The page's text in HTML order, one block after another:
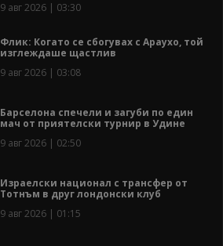
9 авг 2026 | 03:30
Флик: Когато се сбогувах с Араухо, той
изглеждаше щастлив
9 авг 2026 | 03:08
Барселона спечели и загуби по един
мач от приятелски турнир в Удине
9 авг 2026 | 02:50
Израелски национал с трансфер от
Тотнъм в друг лондонски клуб
9 авг 2026 | 01:15